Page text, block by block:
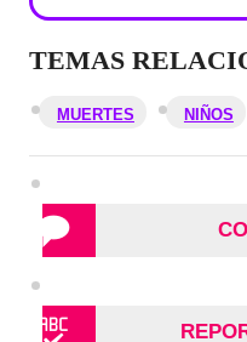
TEMAS
MUERTES NIÑOS